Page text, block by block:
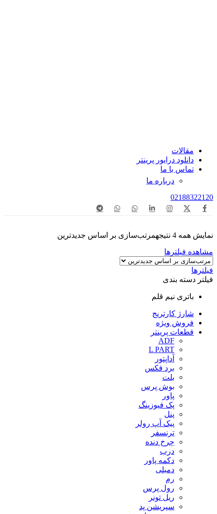
مقالات
دانلود درایور پرینتر
تماس با ما
درباره ما
02188322120
نمایش همه 4 نتیجه
مرتب‌سازی بر اساس جدیدترین
مشاهده فیلترها
فیلترها
فیلتر دسته بندی
باتری نیم قلم
شارژ کارتریج
فروش ویژه
قطعات پرینتر
ADF
L PART
آداپتور
برد فکس
بلت
بوش پرس
پاور
پک فیوزینگ
پنل
پیک آپ رولر
ترنسفر
چرخ دنده
درب
دکمه پاور
دمبلی
رم
رول پرس
ریل تونر
سپریشن پد